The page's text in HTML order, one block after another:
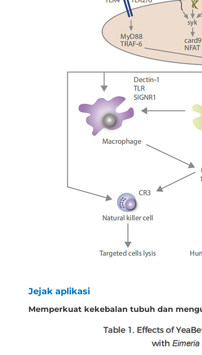
Jejak aplikasi
Memperkuat kekebalan tubuh dan